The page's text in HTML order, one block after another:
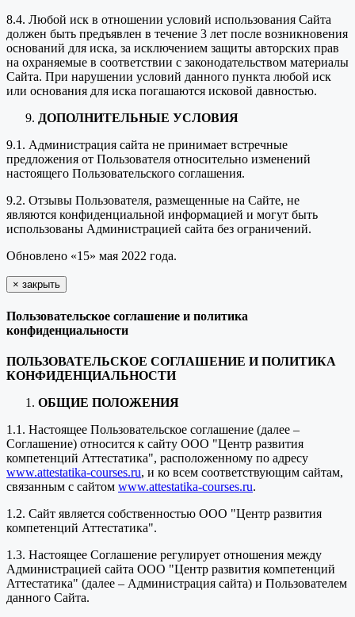
8.4. Любой иск в отношении условий использования Сайта
должен быть предъявлен в течение 3 лет после возникновения
оснований для иска, за исключением защиты авторских прав
на охраняемые в соответствии с законодательством материалы
Сайта. При нарушении условий данного пункта любой иск
или основания для иска погашаются исковой давностью.
ДОПОЛНИТЕЛЬНЫЕ УСЛОВИЯ
9.1. Администрация сайта не принимает встречные
предложения от Пользователя относительно изменений
настоящего Пользовательского соглашения.
9.2. Отзывы Пользователя, размещенные на Сайте, не
являются конфиденциальной информацией и могут быть
использованы Администрацией сайта без ограничений.
Обновлено «15» мая 2022 года.
× закрыть
Пользовательское соглашение и политика
конфиденциальности
ПОЛЬЗОВАТЕЛЬСКОЕ СОГЛАШЕНИЕ И ПОЛИТИКА
КОНФИДЕНЦИАЛЬНОСТИ
ОБЩИЕ ПОЛОЖЕНИЯ
1.1. Настоящее Пользовательское соглашение (далее –
Соглашение) относится к сайту ООО "Центр развития
компетенций Аттестатика", расположенному по адресу
www.attestatika-courses.ru, и ко всем соответствующим сайтам,
связанным с сайтом www.attestatika-courses.ru.
1.2. Сайт является собственностью ООО "Центр развития
компетенций Аттестатика".
1.3. Настоящее Соглашение регулирует отношения между
Администрацией сайта ООО "Центр развития компетенций
Аттестатика" (далее – Администрация сайта) и Пользователем
данного Сайта.